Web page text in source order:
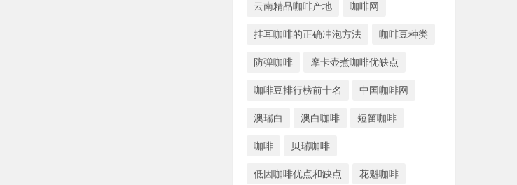
云南精品咖啡产地 咖啡网
挂耳咖啡的正确冲泡方法 咖啡豆种类
防弹咖啡 摩卡壶煮咖啡优缺点
咖啡豆排行榜前十名 中国咖啡网
澳瑞白 澳白咖啡 短笛咖啡
咖啡 贝瑞咖啡
低因咖啡优点和缺点 花魁咖啡